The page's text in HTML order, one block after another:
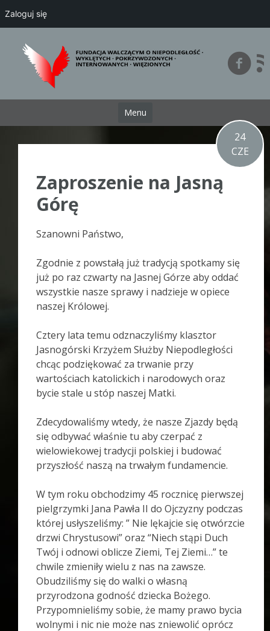
Menu
24
CZE
Zaproszenie na Jasną
Górę
Szanowni Państwo,
Zgodnie z powstałą już tradycją spotkamy się
już po raz czwarty na Jasnej Górze aby oddać
wszystkie nasze sprawy i nadzieje w opiece
naszej Królowej.
Cztery lata temu odznaczyliśmy klasztor
Jasnogórski Krzyżem Służby Niepodległości
chcąc podziękować za trwanie przy
wartościach katolickich i narodowych oraz
bycie stale u stóp naszej Matki.
Zdecydowaliśmy wtedy, że nasze Zjazdy będą
się odbywać właśnie tu aby czerpać z
wielowiekowej tradycji polskiej i budować
przyszłość naszą na trwałym fundamencie.
W tym roku obchodzimy 45 rocznicę pierwszej
pielgrzymki Jana Pawła II do Ojczyzny podczas
której usłyszeliśmy: ” Nie lękajcie się otwórzcie
drzwi Chrystusowi” oraz “Niech stąpi Duch
Twój i odnowi oblicze Ziemi, Tej Ziemi…” te
chwile zmieniły wielu z nas na zawsze.
Obudziliśmy się do walki o własną
przyrodzona godność dziecka Bożego.
Przypomnieliśmy sobie, że mamy prawo bycia
wolnymi i nic nie może nas zniewolić oprócz
Zaloguj się